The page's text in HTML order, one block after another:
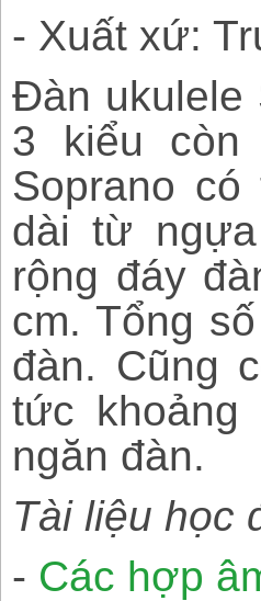
- Xuất xứ:
Đàn ukulele
3 kiểu còn
Soprano
dài từ
rộng đáy
cm. Tổng
đàn. Cũng
tức
ngăn đàn.
Tài liệu học
- Các hợp